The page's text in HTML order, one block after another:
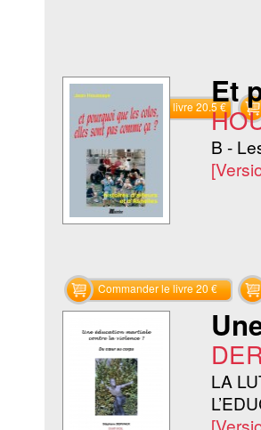
Commander le livre 20.5 €Et
B -
Commander le livre 20 €
LA